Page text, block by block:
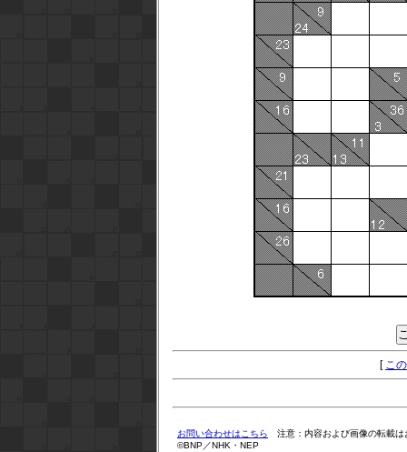
[ こ
お問い合わせはこちら 注意：内容および画像の転載は
©BNP／NHK・NEP